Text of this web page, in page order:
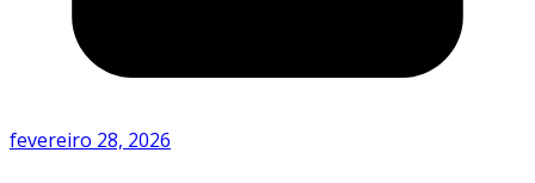
fevereiro 28, 2026